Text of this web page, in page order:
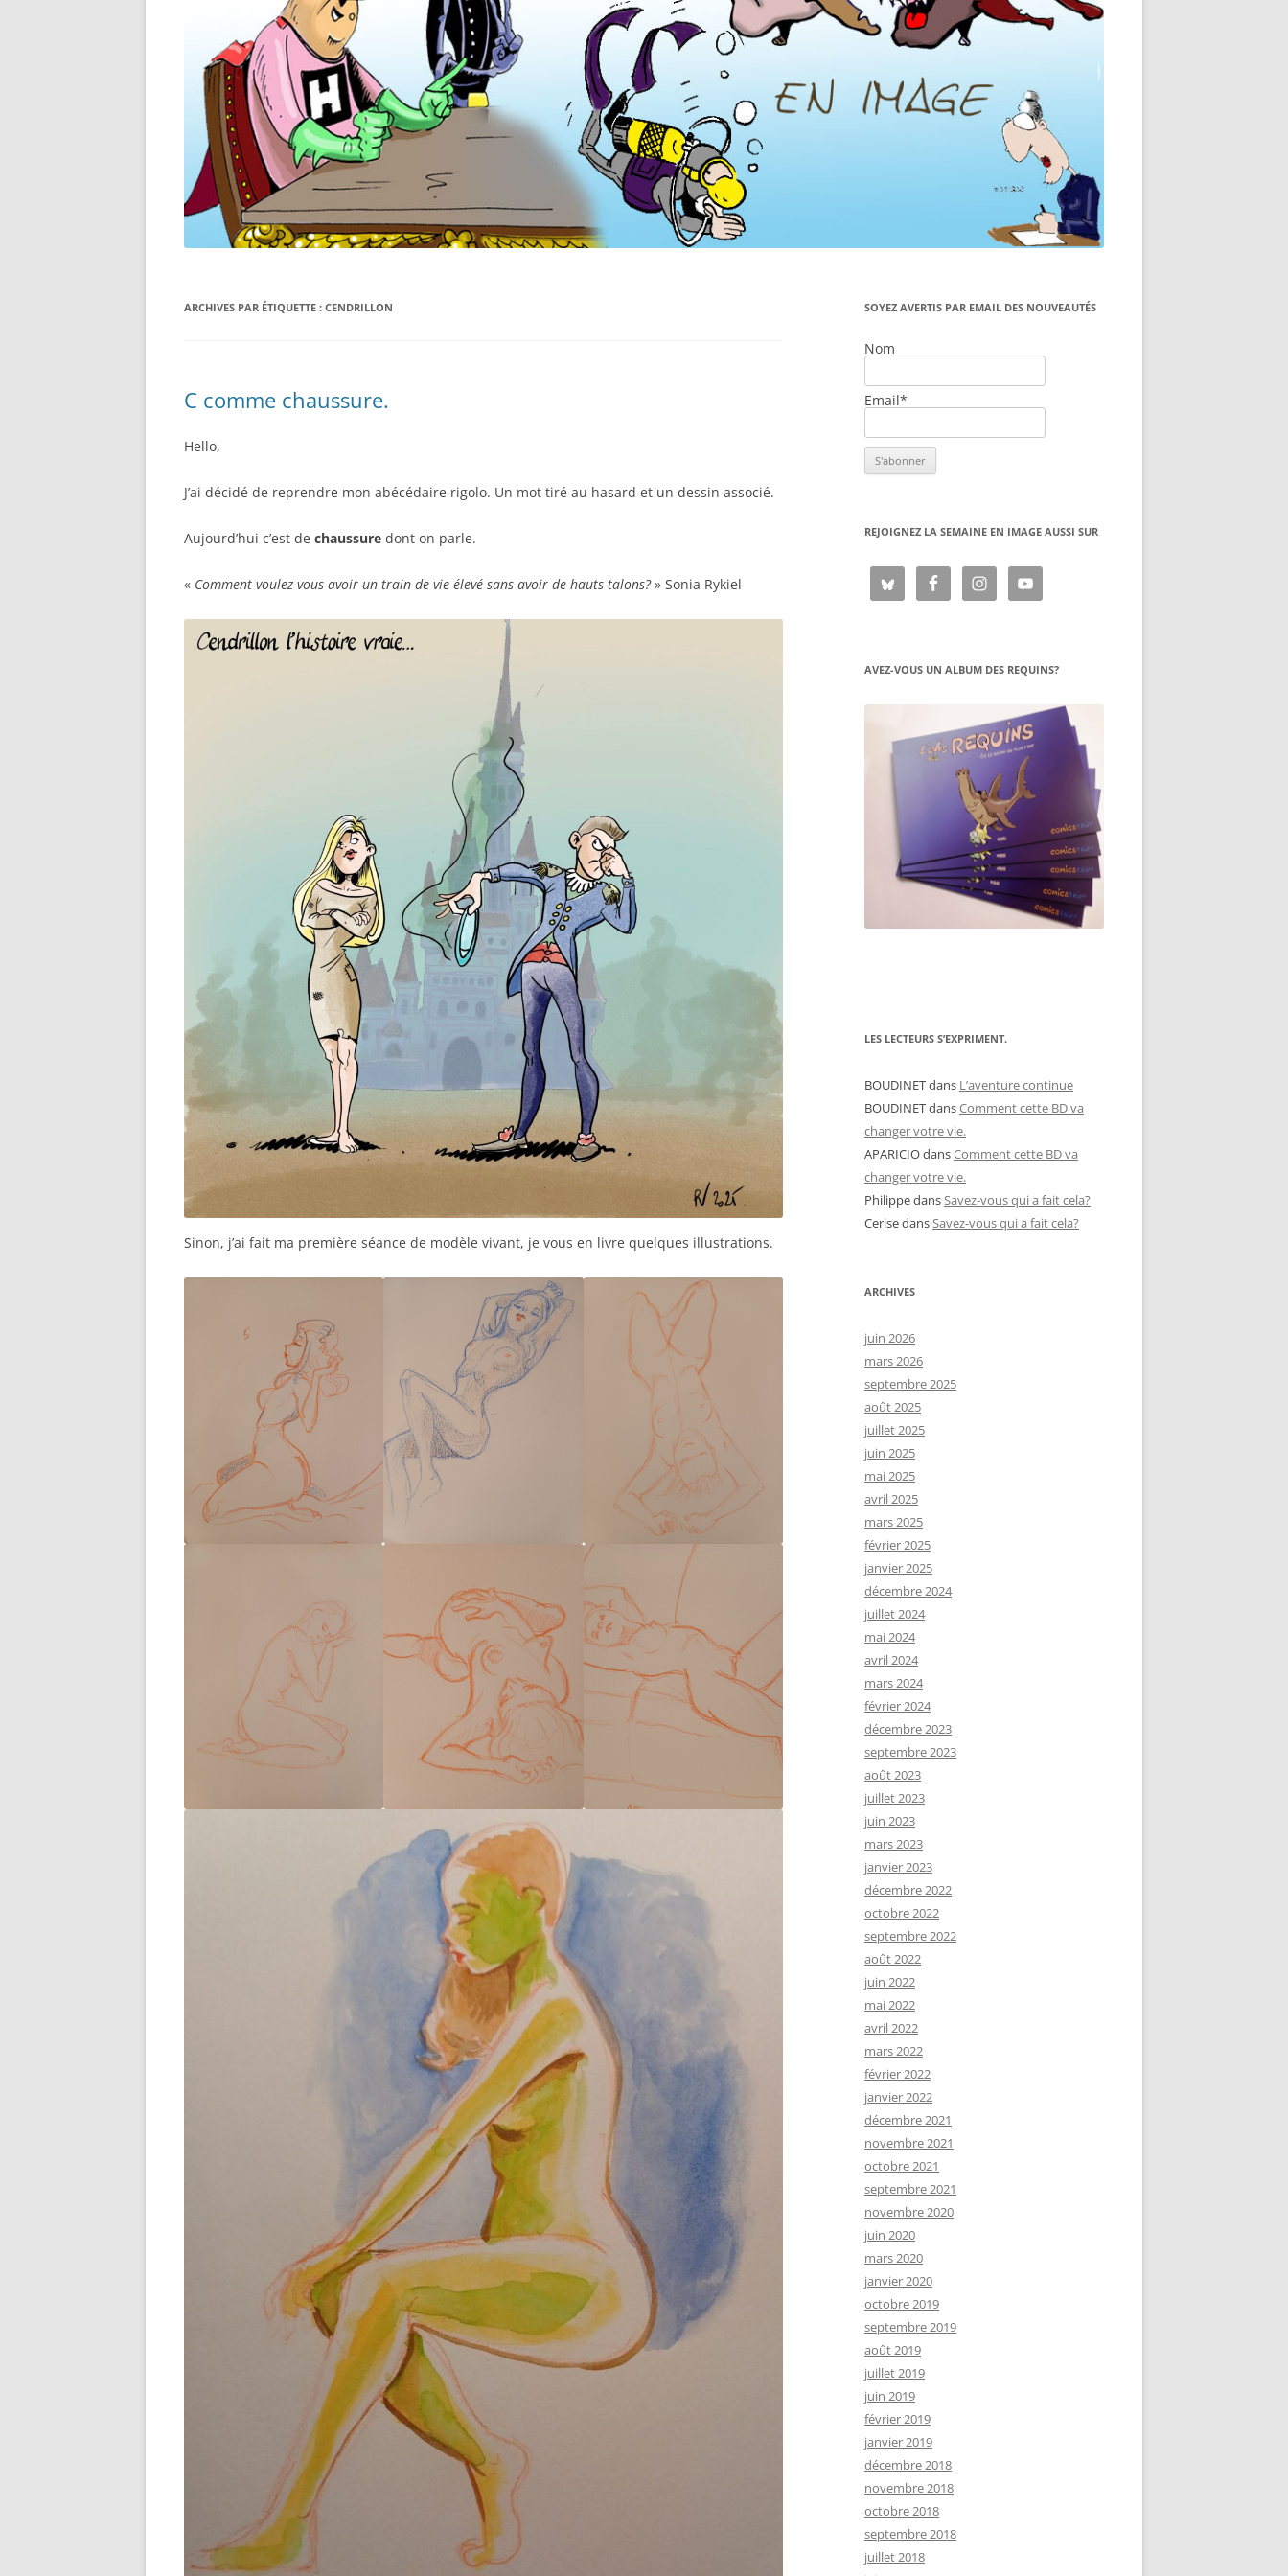
ARCHIVES PAR ÉTIQUETTE : CENDRILLON
C comme chaussure.
Hello,
J’ai décidé de reprendre mon abécédaire rigolo. Un mot tiré au hasard et un dessin associé.
Aujourd’hui c’est de chaussure dont on parle.
« Comment voulez-vous avoir un train de vie élevé sans avoir de hauts talons?» Sonia Rykiel
Sinon, j’ai fait ma première séance de modèle vivant, je vous en livre quelques illustrations.
SOYEZ AVERTIS PAR EMAIL DES NOUVEAUTÉS
Nom
Email*
REJOIGNEZ LA SEMAINE EN IMAGE AUSSI SUR
AVEZ-VOUS UN ALBUM DES REQUINS?
LES LECTEURS S’EXPRIMENT.
BOUDINETdans L’aventure continue
BOUDINETdansComment cette BD va
changer votre vie.
APARICIOdansComment cette BD va
changer votre vie.
PhilippedansSavez-vous qui a fait cela?
CerisedansSavez-vous qui a fait cela?
ARCHIVES
juin 2026
mars 2026
septembre 2025
août 2025
juillet 2025
juin 2025
mai 2025
avril 2025
mars 2025
février 2025
janvier 2025
décembre 2024
juillet 2024
mai 2024
avril 2024
mars 2024
février 2024
décembre 2023
septembre 2023
août 2023
juillet 2023
juin 2023
mars 2023
janvier 2023
décembre 2022
octobre 2022
septembre 2022
août 2022
juin 2022
mai 2022
avril 2022
mars 2022
février 2022
janvier 2022
décembre 2021
novembre 2021
octobre 2021
septembre 2021
novembre 2020
juin 2020
mars 2020
janvier 2020
octobre 2019
septembre 2019
août 2019
juillet 2019
juin 2019
février 2019
janvier 2019
décembre 2018
novembre 2018
octobre 2018
septembre 2018
juillet 2018